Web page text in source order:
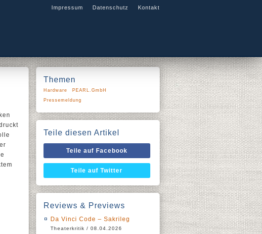
Impressum Datenschutz Kontakt
Themen
Hardware
PEARL.GmbH
Pressemeldung
Teile diesen Artikel
Teile auf Facebook
Teile auf Twitter
Reviews & Previews
Da Vinci Code – Sakrileg
Theaterkritik / 08.04.2026